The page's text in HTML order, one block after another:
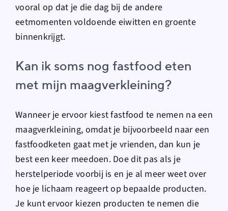
vooral op dat je die dag bij de andere
eetmomenten voldoende eiwitten en groente
binnenkrijgt.
Kan ik soms nog fastfood eten
met mijn maagverkleining?
Wanneer je ervoor kiest fastfood te nemen na een
maagverkleining, omdat je bijvoorbeeld naar een
fastfoodketen gaat met je vrienden, dan kun je
best een keer meedoen. Doe dit pas als je
herstelperiode voorbij is en je al meer weet over
hoe je lichaam reageert op bepaalde producten.
Je kunt ervoor kiezen producten te nemen die